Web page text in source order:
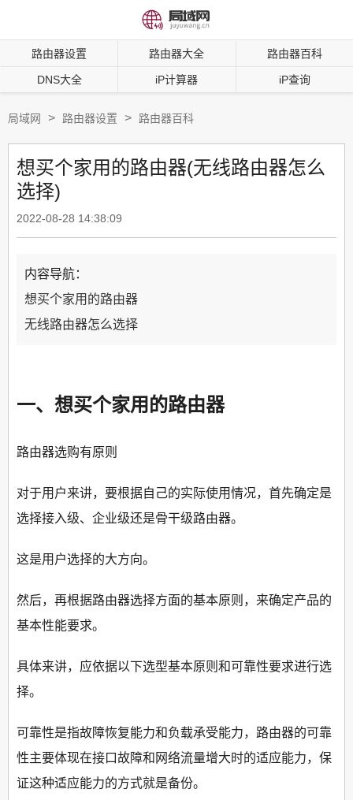
路由器设置 路由器大全 路由器百科
DNS大全 iP计算器 iP查询
局域网 > 路由器设置 > 路由器百科
想买个家用的路由器(无线路由器怎么
选择)
2022-08-28 14:38:09
内容导航：
想买个家用的路由器
无线路由器怎么选择
一、想买个家用的路由器
路由器选购有原则
对于用户来讲，要根据自己的实际使用情况，首先确定是
选择接入级、企业级还是骨干级路由器。
这是用户选择的大方向。
然后，再根据路由器选择方面的基本原则，来确定产品的
基本性能要求。
具体来讲，应依据以下选型基本原则和可靠性要求进行选
择。
可靠性是指故障恢复能力和负载承受能力，路由器的可靠
性主要体现在接口故障和网络流量增大时的适应能力，保
证这种适应能力的方式就是备份。